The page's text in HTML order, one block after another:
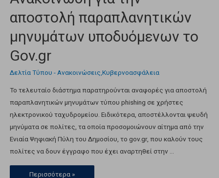
αποστολή παραπλανητικών
μηνυμάτων υποδυόμενων το
Gov.gr
Δελτία Τύπου - Ανακοινώσεις,Κυβερνοασφάλεια
Το τελευταίο διάστημα παρατηρούνται αναφορές για αποστολή
παραπλανητικών μηνυμάτων τύπου phishing σε χρήστες
ηλεκτρονικού ταχυδρομείου. Ειδικότερα, αποστέλλονται ψευδή
μηνύματα σε πολίτες, τα οποία προσομοιώνουν αίτημα από την
Ενιαία Ψηφιακή Πύλη του Δημοσίου, το gov.gr, που καλούν τους
πολίτες να δουν έγγραφο που έχει αναρτηθεί στην …
Περισσότερα »